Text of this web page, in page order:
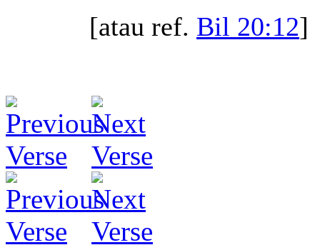
[atau ref. Bil 20:12]